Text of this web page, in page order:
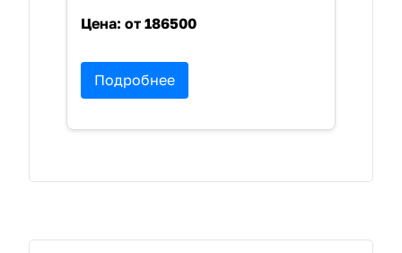
Цена: от 186500
Подробнее